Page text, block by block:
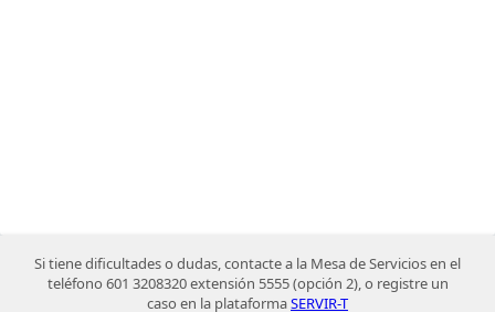
Si tiene dificultades o dudas, contacte a la Mesa de Servicios en el
teléfono 601 3208320 extensión 5555 (opción 2), o registre un
caso en la plataformaSERVIR-T